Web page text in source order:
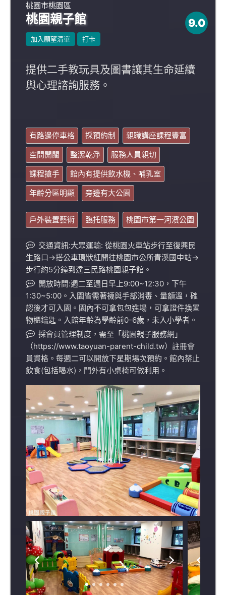
桃園市桃園區
桃園親子館 9.0
加入願望清單 打卡
提供二手教玩具及圖書讓其生命延續
與心理諮詢服務。
有路邊停車格 採預約制
親職講座課程豐富
空間開闊
整潔乾淨
服務人員親切
課程搶手
館內有提供飲水機、哺乳室
年齡分區明顯
旁邊有大公園
戶外裝置藝術 臨托服務 桃園市第一河濱公園
交通資訊:大眾運輸: 從桃園火車站步行至復興民
生路口→搭公車環狀紅開往桃園市公所青溪國中站→
步行約5分鐘到達三民路桃園親子館。
開放時間:週二至週日早上9:00~12:30，下午
1:30~5:00。入園皆需著襪與手部消毒、量額溫，確
認後才可入園。園內不可拿包包進場，可拿證件換置
物櫃鑰匙。入館年齡為學齡前0-6歲，未入小學者。
採會員管理制度，需至「桃園親子服務網」
（https://www.taoyuan-parent-child.tw）註冊會
員資格。每週二可以開放下星期場次預約。館內禁止
飲食(包括喝水)，門外有小桌椅可做利用。